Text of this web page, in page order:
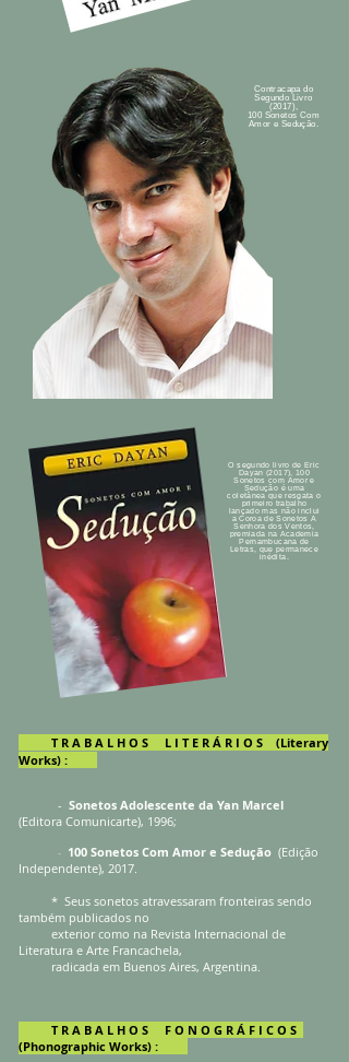
Contracapa do
Segundo Livro
(2017),
100 Sonetos Com
Amor e Sedução.
O segundo livro de Eric
Dayan (2017), 100
Sonetos com Amor e
Sedução é uma
coletânea que resgata o
primeiro trabalho
lançado mas não inclui
a Coroa de Sonetos A
Senhora dos Ventos,
premiada na Academia
Pernambucana de
Letras, que permanece
inédita.
T R A B A L H O S L I T E R Á R I O S (Literary
Works) :
- Sonetos Adolescente da Yan Marcel
(Editora Comunicarte), 1996;
- 100 Sonetos Com Amor e Sedução (Edição
Independente), 2017.
* Seus sonetos atravessaram fronteiras sendo
também publicados no
exterior como na Revista Internacional de
Literatura e Arte Francachela,
radicada em Buenos Aires, Argentina.
T R A B A L H O S F O N O G R Á F I C O S
(Phonographic Works) :